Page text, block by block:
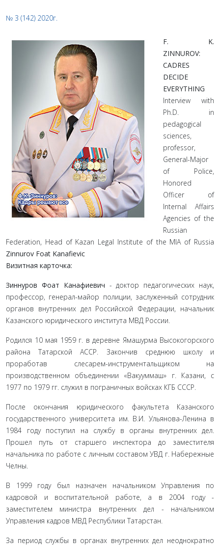
№ 3 (142) 2020г.
F. K.
ZINNUROV:
CADRES
DECIDE
EVERYTHING
Interview with
Ph.D. in
pedagogical
sciences,
professor,
General-Major
of Police,
Honored
Officer of
Internal Affairs
Agencies of the
Russian
Federation, Head of Kazan Legal Institute of the MIA of Russia
Zinnurov Foat Kanafievic
Визитная карточка:
Зиннуров Фоат Канафиевич - доктор педагогических наук,
профессор, генерал-майор полиции, заслуженный сотрудник
органов внутренних дел Российской Федерации, начальник
Казанского юридического института МВД России.
Родился 10 мая 1959 г. в деревне Ямашурма Высокогорского
района Татарской АССР. Закончив среднюю школу и
проработав слесарем-инструментальщиком на
производственном объединении «Вакууммаш» г. Казани, с
1977 по 1979 гг. служил в пограничных войсках КГБ СССР.
После окончания юридического факультета Казанского
государственного университета им. В.И. Ульянова-Ленина в
1984 году по­ступил на службу в органы внутренних дел.
Прошел путь от старшего инспектора до заместителя
начальника по работе с личным составом УВД г. Набережные
Челны.
В 1999 году был назначен начальником Управления по
кадровой и воспитательной работе, а в 2004 году -
заместителем министра внутренних дел - начальником
Управления кадров МВД Республики Татарстан.
За период службы в органах внутренних дел неоднократно